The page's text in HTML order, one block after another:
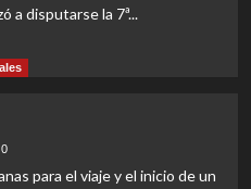
a disputarse la 7ª...
0
para el viaje y el inicio de un